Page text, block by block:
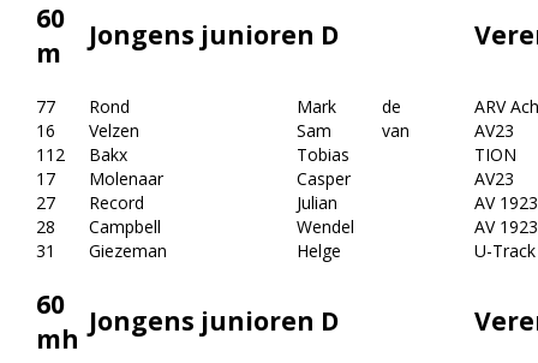
60
m
Jongens junioren D
77 Rond Mark de
ARV
16
Velzen Sam van
AV23
112
Bakx Tobias
TION
17
Molenaar Casper
AV23
27
Record Julian
AV 1923
28
Campbell Wendel
AV 1923
31
Giezeman Helge U-Track
60
mh
Jongens junioren D